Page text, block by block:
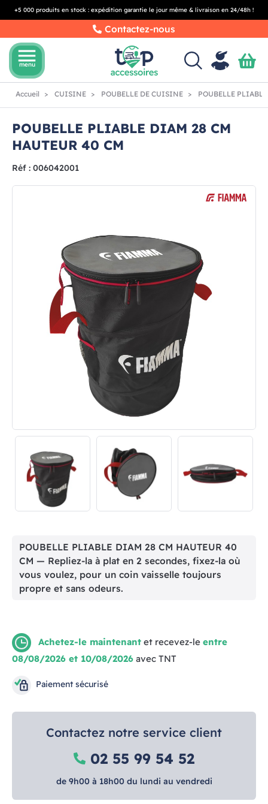
+5 000 produits en stock : expédition garantie le jour même & livraison en 24/48h !
Contactez-nous
menu
menu
Accueil CUISINE POUBELLE DE CUISINE POUBELLE
POUBELLE PLIABLE DIAM 28 CM
HAUTEUR 40 CM
Réf : 006042001
POUBELLE PLIABLE DIAM 28 CM HAUTEUR 40
CM — Repliez-la à plat en 2 secondes, fixez-la où
vous voulez, pour un coin vaisselle toujours
propre et sans odeurs.
Achetez-le maintenant et recevez-le entre
08/08/2026 et 10/08/2026 avec TNT
Paiement sécurisé
Contactez notre service client
02 55 99 54 52
de 9h00 à 18h00 du lundi au vendredi